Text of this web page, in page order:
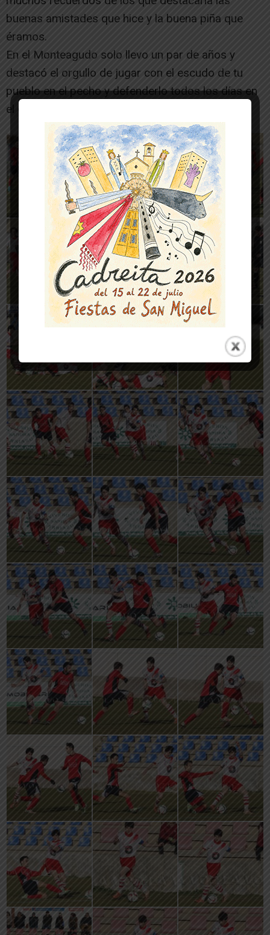
buenas amistades que hice y la buena piña que
éramos.
En el Monteagudo solo llevo un par de años y
destacó el orgullo de jugar con el escudo de tu
pueblo en el pecho y defenderlo todos los días en
el campo.